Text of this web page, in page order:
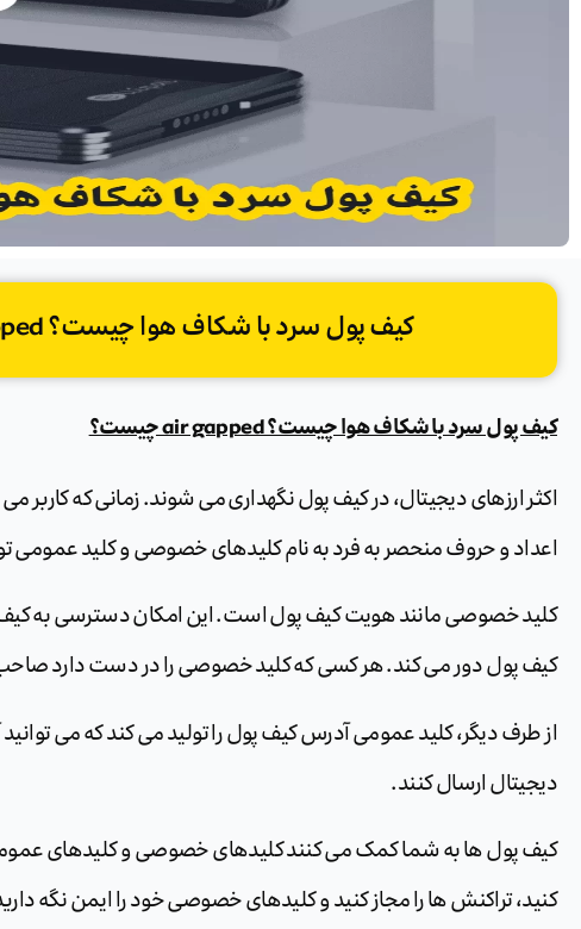
کیف پول سرد با شکاف هوا چیست؟ air gapped چیست؟
کیف پول سرد با شکاف هوا چیست؟ air gapped چیست؟
اکثر ارزهای دیجیتال، در کیف پول نگهداری می شوند. زمانی که کاربر
اعداد و حروف منحصر به فرد به نام کلیدهای خصوصی و کلید عمومی
کلید خصوصی مانند هویت کیف پول است. این امکان دسترسی به کیف
کیف پول دور می کند. هر کسی که کلید خصوصی را در دست دارد
از طرف دیگر، کلید عمومی آدرس کیف پول را تولید می کند که می توانید
دیجیتال ارسال کنند.
کیف پول ها به شما کمک می کنند کلیدهای خصوصی و کلیدهای عمومی
کنید، تراکنش ها را مجاز کنید و کلیدهای خصوصی خود را ایمن نگه